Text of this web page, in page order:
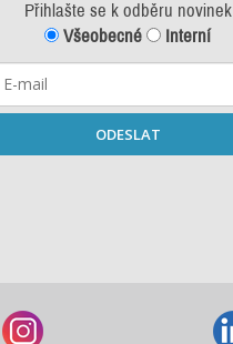
Přihlašte se k odběru novinek
Všeobecné
Interní
ODESLAT